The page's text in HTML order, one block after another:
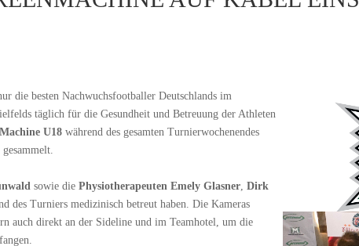
die besten Nachwuchsfootballer Deutschlands im
täglich für die Gesundheit und Betreuung der Athleten
U18 während des gesamten Turnierwochenendes
sowie diePhysiotherapeuten Emely Glasner,Dirk
des Turniers medizinisch betreut haben. Die Kameras
auch direkt an der Sideline und im Teamhotel, um die